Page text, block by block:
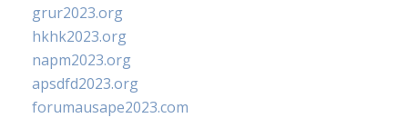
grur2023.org
hkhk2023.org
napm2023.org
apsdfd2023.org
forumausape2023.com